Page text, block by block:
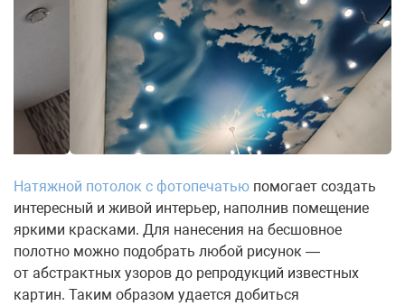
Натяжной потолок с фотопечатью помогает создать
интересный и живой интерьер, наполнив помещение
яркими красками. Для нанесения на бесшовное
полотно можно подобрать любой рисунок —
от абстрактных узоров до репродукций известных
картин. Таким образом удается добиться